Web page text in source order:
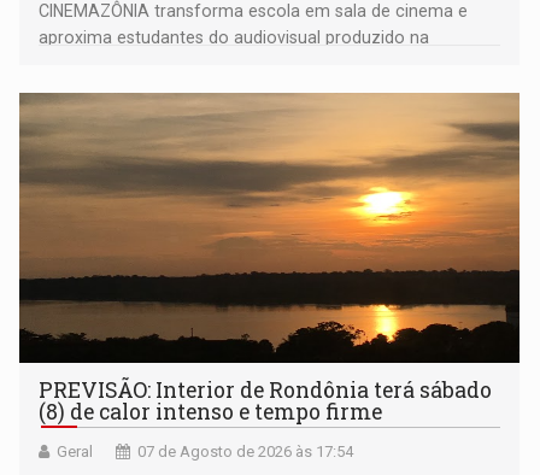
CINEMAZÔNIA transforma escola em sala de cinema e
aproxima estudantes do audiovisual produzido na
PREVISÃO: Interior de Rondônia terá sábado
(8) de calor intenso e tempo firme
Geral 07 de Agosto de 2026 às 17:54